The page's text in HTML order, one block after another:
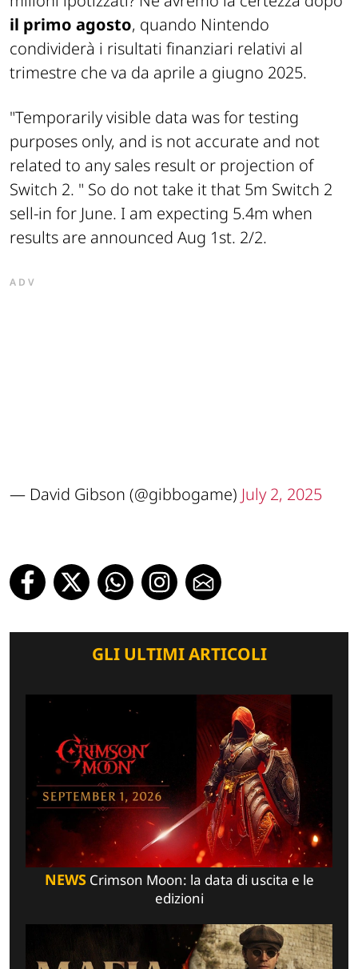
il primo agosto, quando Nintendo
condividerà i risultati finanziari relativi al
trimestre che va da aprile a giugno 2025.
"Temporarily visible data was for testing
purposes only, and is not accurate and not
related to any sales result or projection of
Switch 2. " So do not take it that 5m Switch 2
sell-in for June. I am expecting 5.4m when
results are announced Aug 1st. 2/2.
ADV
— David Gibson (@gibbogame) July 2, 2025
GLI ULTIMI ARTICOLI
NEWSCrimson Moon: la data di uscita e le
edizioni